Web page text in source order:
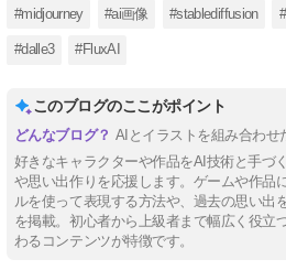
#midjourney #ai画像 #stablediffusion
#dalle3 #FluxAI
このブログのここがポイント
AIとイラストを組み合わせ
好きなキャラクターや作品をAI技術と手づ
や思い出作りを応援します。ゲームや作品
ルを使って表現する方法や、過去の思い出
を掲載。初心者から上級者まで幅広く役立
わるコンテンツが特徴です。